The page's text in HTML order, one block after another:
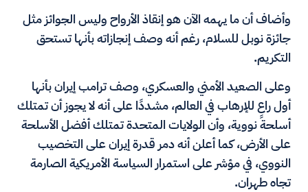
وأضاف أن ما يهمه الآن هو إنقاذ الأرواح وليس الجوائز مثل
جائزة نوبل للسلام، رغم أنه وصف إنجازاته بأنها تستحق
التكريم.
وعلى الصعيد الأمني والعسكري، وصف ترامب إيران بأنها
أول راعٍ للإرهاب في العالم، مشددًا على أنه لا يجوز أن تمتلك
أسلحة نووية، وأن الولايات المتحدة تمتلك أفضل الأسلحة
على الأرض، كما أعلن أنه دمر قدرة إيران على التخصيب
النووي، في مؤشر على استمرار السياسة الأمريكية الصارمة
تجاه طهران.